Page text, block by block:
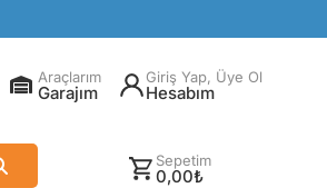
Araçlarım
Garajım
Giriş Yap, Üye Ol
Hesabım
Sepetim
0,00₺